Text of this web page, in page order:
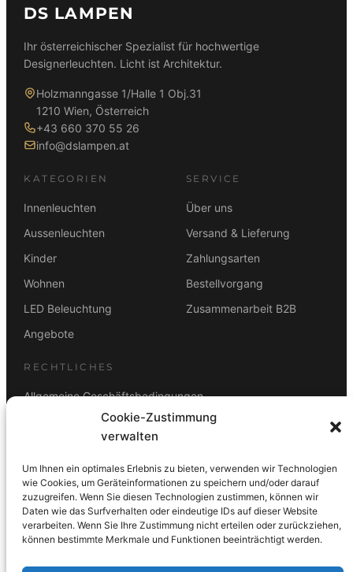
Cookie-Zustimmung
verwalten
Um Ihnen ein optimales Erlebnis zu bieten, verwenden wir Technologien
wie Cookies, um Geräteinformationen zu speichern und/oder darauf
zuzugreifen. Wenn Sie diesen Technologien zustimmen, können wir
Daten wie das Surfverhalten oder eindeutige IDs auf dieser Website
verarbeiten. Wenn Sie Ihre Zustimmung nicht erteilen oder zurückziehen,
können bestimmte Merkmale und Funktionen beeinträchtigt werden.
DS LAMPEN
Ihr österreichischer Spezialist für hochwertige
Designerleuchten. Licht ist Architektur.
Holzmanngasse 1/Halle 1 Obj.31
1210 Wien, Österreich
+43 660 370 55 26
info@dslampen.at
KATEGORIEN
Innenleuchten
Aussenleuchten
Kinder
Wohnen
LED Beleuchtung
Angebote
SERVICE
Über uns
Versand & Lieferung
Zahlungsarten
Bestellvorgang
Zusammenarbeit B2B
RECHTLICHES
Allgemeine Geschäftsbedingungen
Rücktrittsbelehrung
ZAHLUNGSARTEN
Vorkasse Visa Mastercard Link PayPal
G-Pay